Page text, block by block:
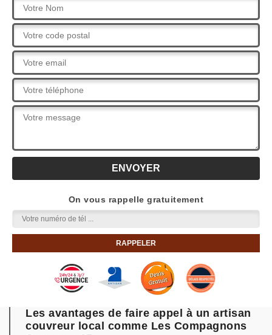
On vous rappelle gratuitement
Les avantages de faire appel à un artisan
couvreur local comme Les Compagnons